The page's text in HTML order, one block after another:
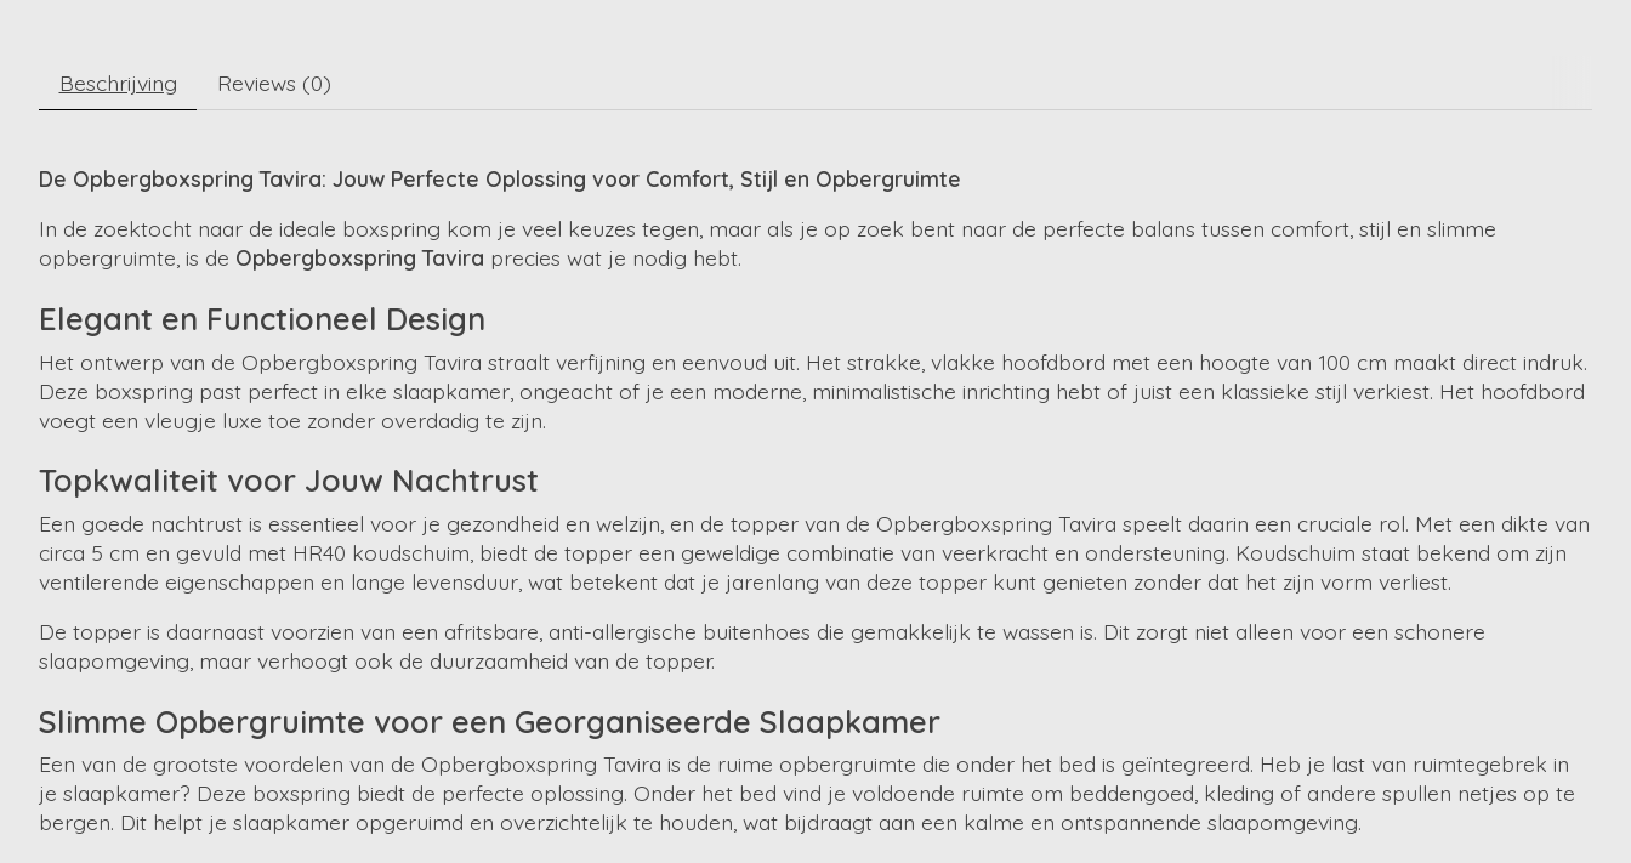
Beschrijving Reviews (0)
De Opbergboxspring Tavira: Jouw Perfecte Oplossing voor Comfort, Stijl en Opbergruimte
In de zoektocht naar de ideale boxspring kom je veel keuzes tegen, maar als je op zoek bent naar de perfecte balans tussen comfort, stijl en slimme
opbergruimte, is de Opbergboxspring Tavira precies wat je nodig hebt.
Elegant en Functioneel Design
Het ontwerp van de Opbergboxspring Tavira straalt verfijning en eenvoud uit. Het strakke, vlakke hoofdbord met een hoogte van 100 cm maakt direct indruk.
Deze boxspring past perfect in elke slaapkamer, ongeacht of je een moderne, minimalistische inrichting hebt of juist een klassieke stijl verkiest. Het hoofdbord
voegt een vleugje luxe toe zonder overdadig te zijn.
Topkwaliteit voor Jouw Nachtrust
Een goede nachtrust is essentieel voor je gezondheid en welzijn, en de topper van de Opbergboxspring Tavira speelt daarin een cruciale rol. Met een dikte van
circa 5 cm en gevuld met HR40 koudschuim, biedt de topper een geweldige combinatie van veerkracht en ondersteuning. Koudschuim staat bekend om zijn
ventilerende eigenschappen en lange levensduur, wat betekent dat je jarenlang van deze topper kunt genieten zonder dat het zijn vorm verliest.
De topper is daarnaast voorzien van een afritsbare, anti-allergische buitenhoes die gemakkelijk te wassen is. Dit zorgt niet alleen voor een schonere
slaapomgeving, maar verhoogt ook de duurzaamheid van de topper.
Slimme Opbergruimte voor een Georganiseerde Slaapkamer
Een van de grootste voordelen van de Opbergboxspring Tavira is de ruime opbergruimte die onder het bed is geïntegreerd. Heb je last van ruimtegebrek in
je slaapkamer? Deze boxspring biedt de perfecte oplossing. Onder het bed vind je voldoende ruimte om beddengoed, kleding of andere spullen netjes op te
bergen. Dit helpt je slaapkamer opgeruimd en overzichtelijk te houden, wat bijdraagt aan een kalme en ontspannende slaapomgeving.